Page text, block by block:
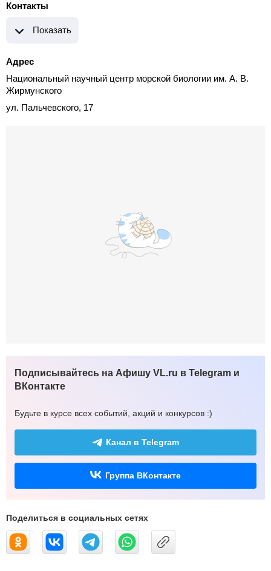
Контакты
Показать
Адрес
Национальный научный центр морской биологии им. А. В.
Жирмунского
ул. Пальчевского, 17
Подписывайтесь на Афишу VL.ru в Telegram и
ВКонтакте
Будьте в курсе всех событий, акций и конкурсов :)
Канал в Telegram
Группа ВКонтакте
Поделиться в социальных сетях